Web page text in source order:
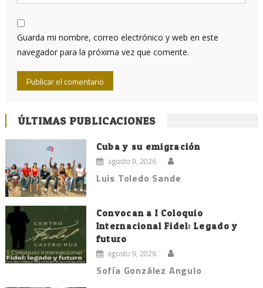
Guarda mi nombre, correo electrónico y web en este
navegador para la próxima vez que comente.
ÚLTIMAS PUBLICACIONES
Cuba y su emigración
agosto 9, 2026
Luis Toledo Sande
Convocan a I Coloquio
Internacional Fidel: Legado y
futuro
agosto 9, 2026
Sofía González Angulo